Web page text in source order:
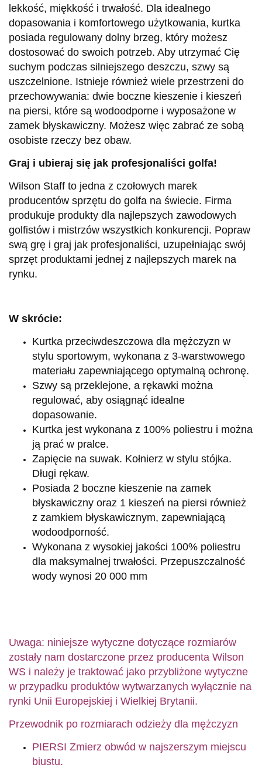
lekkość, miękkość i trwałość. Dla idealnego
dopasowania i komfortowego użytkowania, kurtka
posiada regulowany dolny brzeg, który możesz
dostosować do swoich potrzeb. Aby utrzymać Cię
suchym podczas silniejszego deszczu, szwy są
uszczelnione. Istnieje również wiele przestrzeni do
przechowywania: dwie boczne kieszenie i kieszeń
na piersi, które są wodoodporne i wyposażone w
zamek błyskawiczny. Możesz więc zabrać ze sobą
osobiste rzeczy bez obaw.
Graj i ubieraj się jak profesjonaliści golfa!
Wilson Staff to jedna z czołowych marek
producentów sprzętu do golfa na świecie. Firma
produkuje produkty dla najlepszych zawodowych
golfistów i mistrzów wszystkich konkurencji. Popraw
swą grę i graj jak profesjonaliści, uzupełniając swój
sprzęt produktami jednej z najlepszych marek na
rynku.
W skrócie:
Kurtka przeciwdeszczowa dla mężczyzn w
stylu sportowym, wykonana z 3-warstwowego
materiału zapewniającego optymalną ochronę.
Szwy są przeklejone, a rękawki można
regulować, aby osiągnąć idealne
dopasowanie.
Kurtka jest wykonana z 100% poliestru i można
ją prać w pralce.
Zapięcie na suwak. Kołnierz w stylu stójka.
Długi rękaw.
Posiada 2 boczne kieszenie na zamek
błyskawiczny oraz 1 kieszeń na piersi również
z zamkiem błyskawicznym, zapewniającą
wodoodporność.
Wykonana z wysokiej jakości 100% poliestru
dla maksymalnej trwałości. Przepuszczalność
wody wynosi 20 000 mm
Uwaga: niniejsze wytyczne dotyczące rozmiarów
zostały nam dostarczone przez producenta Wilson
WS i należy je traktować jako przybliżone wytyczne
w przypadku produktów wytwarzanych wyłącznie na
rynki Unii Europejskiej i Wielkiej Brytanii.
Przewodnik po rozmiarach odzieży dla mężczyzn
PIERSI Zmierz obwód w najszerszym miejscu
biustu.